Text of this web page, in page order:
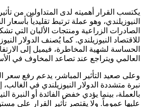
يكتسب القرار أهميته لدى المتداولين من
النيوزيلندي، وهو عملة ترتبط تقليدياً
الصادرات الزراعية ومنتجات الألبان التي
للاقتصاد النيوزيلندي. كما يُصنف الدولار
الحساسة لشهية المخاطرة، فيميل إلى
العالمي ويتراجع عند تصاعد المخاوف في
وعلى صعيد التأثير المباشر، يدعم رفع سعر
نبرة متشددة الدولار النيوزيلندي في الغالب،
بالعملة، بينما يؤدي خفض الفائدة أو النبرة
عليها عموماً. ولا يقتصر تأثير القرار على